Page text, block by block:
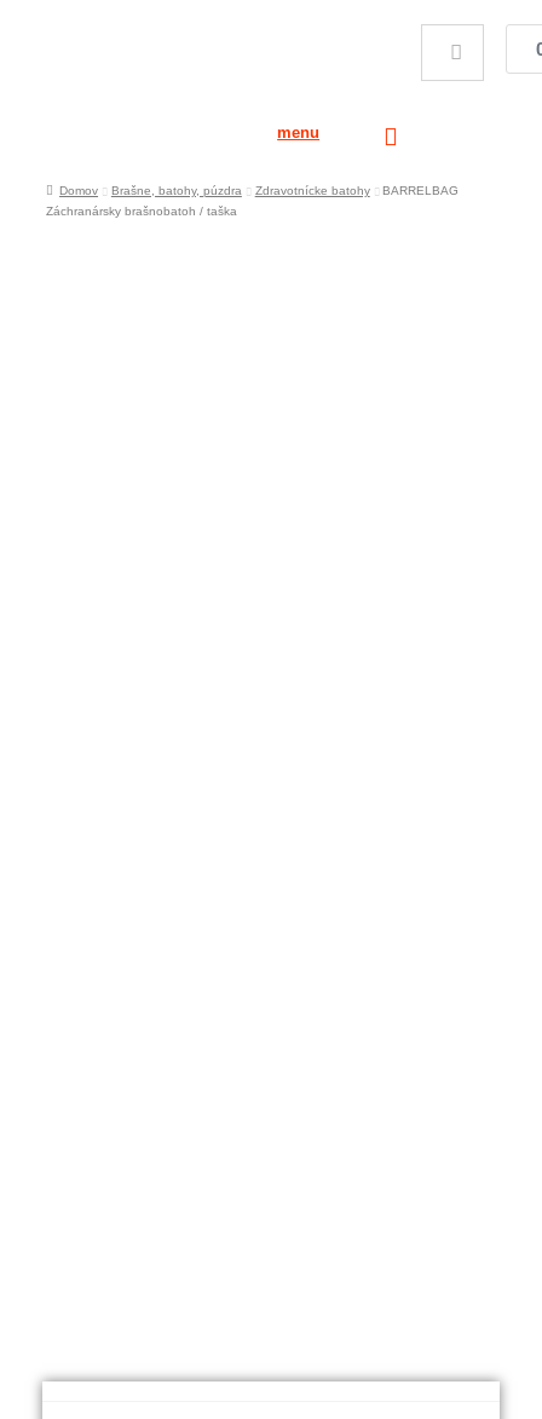
menu
Domov Brašne, batohy, púzdra Zdravotnícke batohy
BARRELBAG
Záchranársky brašnobatoh / taška